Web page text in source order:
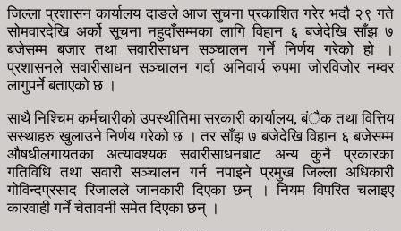
जिल्ला प्रशासन कार्यालय दाङले आज सुचना प्रकाशित गरेर भदौ २९ गते
सोमवारदेखि अर्को सूचना नहुदाँसम्मका लागि विहान ६ बजेदेखि साँझ ७
बजेसम्म बजार तथा सवारीसाधन सञ्चालन गर्ने निर्णय गरेको हो ।
प्रशासनले सवारीसाधन सञ्चालन गर्दा अनिवार्य रुपमा जोरविजोर नम्वर
लागुपर्ने बताएको छ ।
साथै निश्चिम कर्मचारीको उपस्थीतिमा सरकारी कार्यालय, बंैक तथा वित्तिय
सस्थाहरु खुलाउने निर्णय गरेको छ । तर साँझ ७ बजेदेखि विहान ६ बजेसम्म
औषधीलगायतका अत्यावश्यक सवारीसाधनबाट अन्य कुनै प्रकारका
गतिविधि तथा सवारी सञ्चालन गर्न नपाइने प्रमुख जिल्ला अधिकारी
गोविन्दप्रसाद रिजालले जानकारी दिएका छन् । नियम विपरित चलाइए
कारवाही गर्ने चेतावनी समेत दिएका छन् ।